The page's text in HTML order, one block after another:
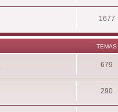
1677
TEMAS
679
290